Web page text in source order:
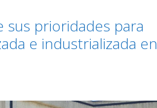
sus prioridades para
e industrializada en